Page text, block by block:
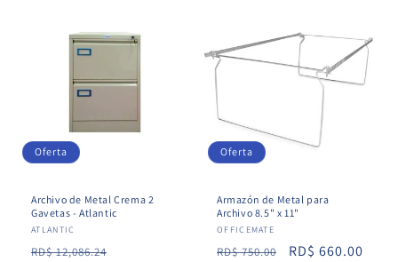
Oferta
Archivo de Metal Crema 2
Gavetas - Atlantic
Proveedor:
ATLANTIC
Precio
RD$ 12,086.24
Oferta
Armazón de Metal para
Archivo 8.5" x 11"
Proveedor:
OFFICEMATE
Precio
RD$ 750.00
Precio
RD$ 660.00